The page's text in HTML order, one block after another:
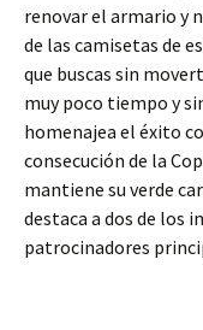
renovar el armario y
de las camisetas de
que buscas sin
muy poco tiempo y
homenajea el éxito
consecución de la
mantiene su verde
destaca a dos de los
patrocinadores